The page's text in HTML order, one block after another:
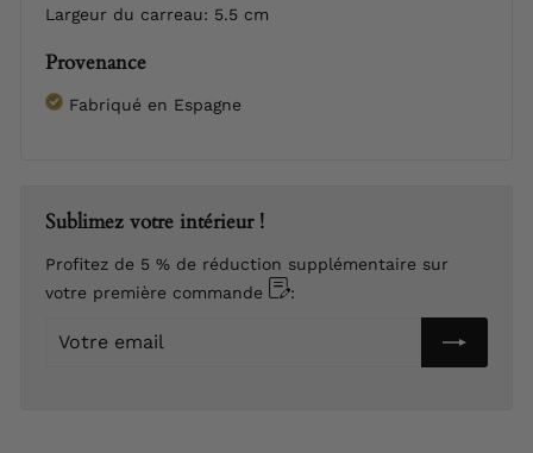
Largeur du carreau: 5.5 cm
Provenance
Fabriqué en Espagne
Sublimez votre intérieur !
Profitez de 5 % de réduction supplémentaire sur
votre première commande
:
Votre